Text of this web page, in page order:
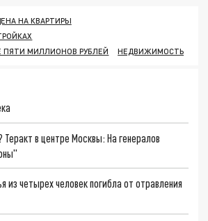
НА КВАРТИРЫ
ПЯТИ МИЛЛИОНОВ РУБЛЕЙ
НЕДВИЖИМОСТЬ
в центре Москвы: На генералов
из четырех человек погибла от отравления